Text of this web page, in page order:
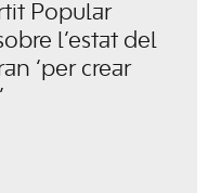
Popular
l’estat del
‘per crear